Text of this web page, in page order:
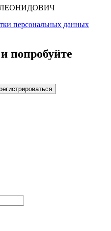
персональных данных
попробуйте